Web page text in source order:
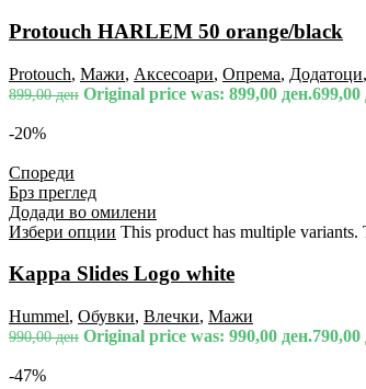
Protouch HARLEM 50 orange/black
Protouch, Мажи, Аксесоари, Опрема, Додатоци,
899,00ден Original price was: 899,00 ден.699,00
-20%
Спореди
Брз преглед
Додади во омилени
Избери опции This product has multiple variants.
Kappa Slides Logo white
Hummel, Обувки, Влечки, Мажи
990,00ден Original price was: 990,00 ден.790,00
-47%